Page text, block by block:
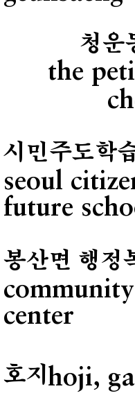
the
청운
시민주도학
seoul
future
봉산면 행정
center
호지hoji,